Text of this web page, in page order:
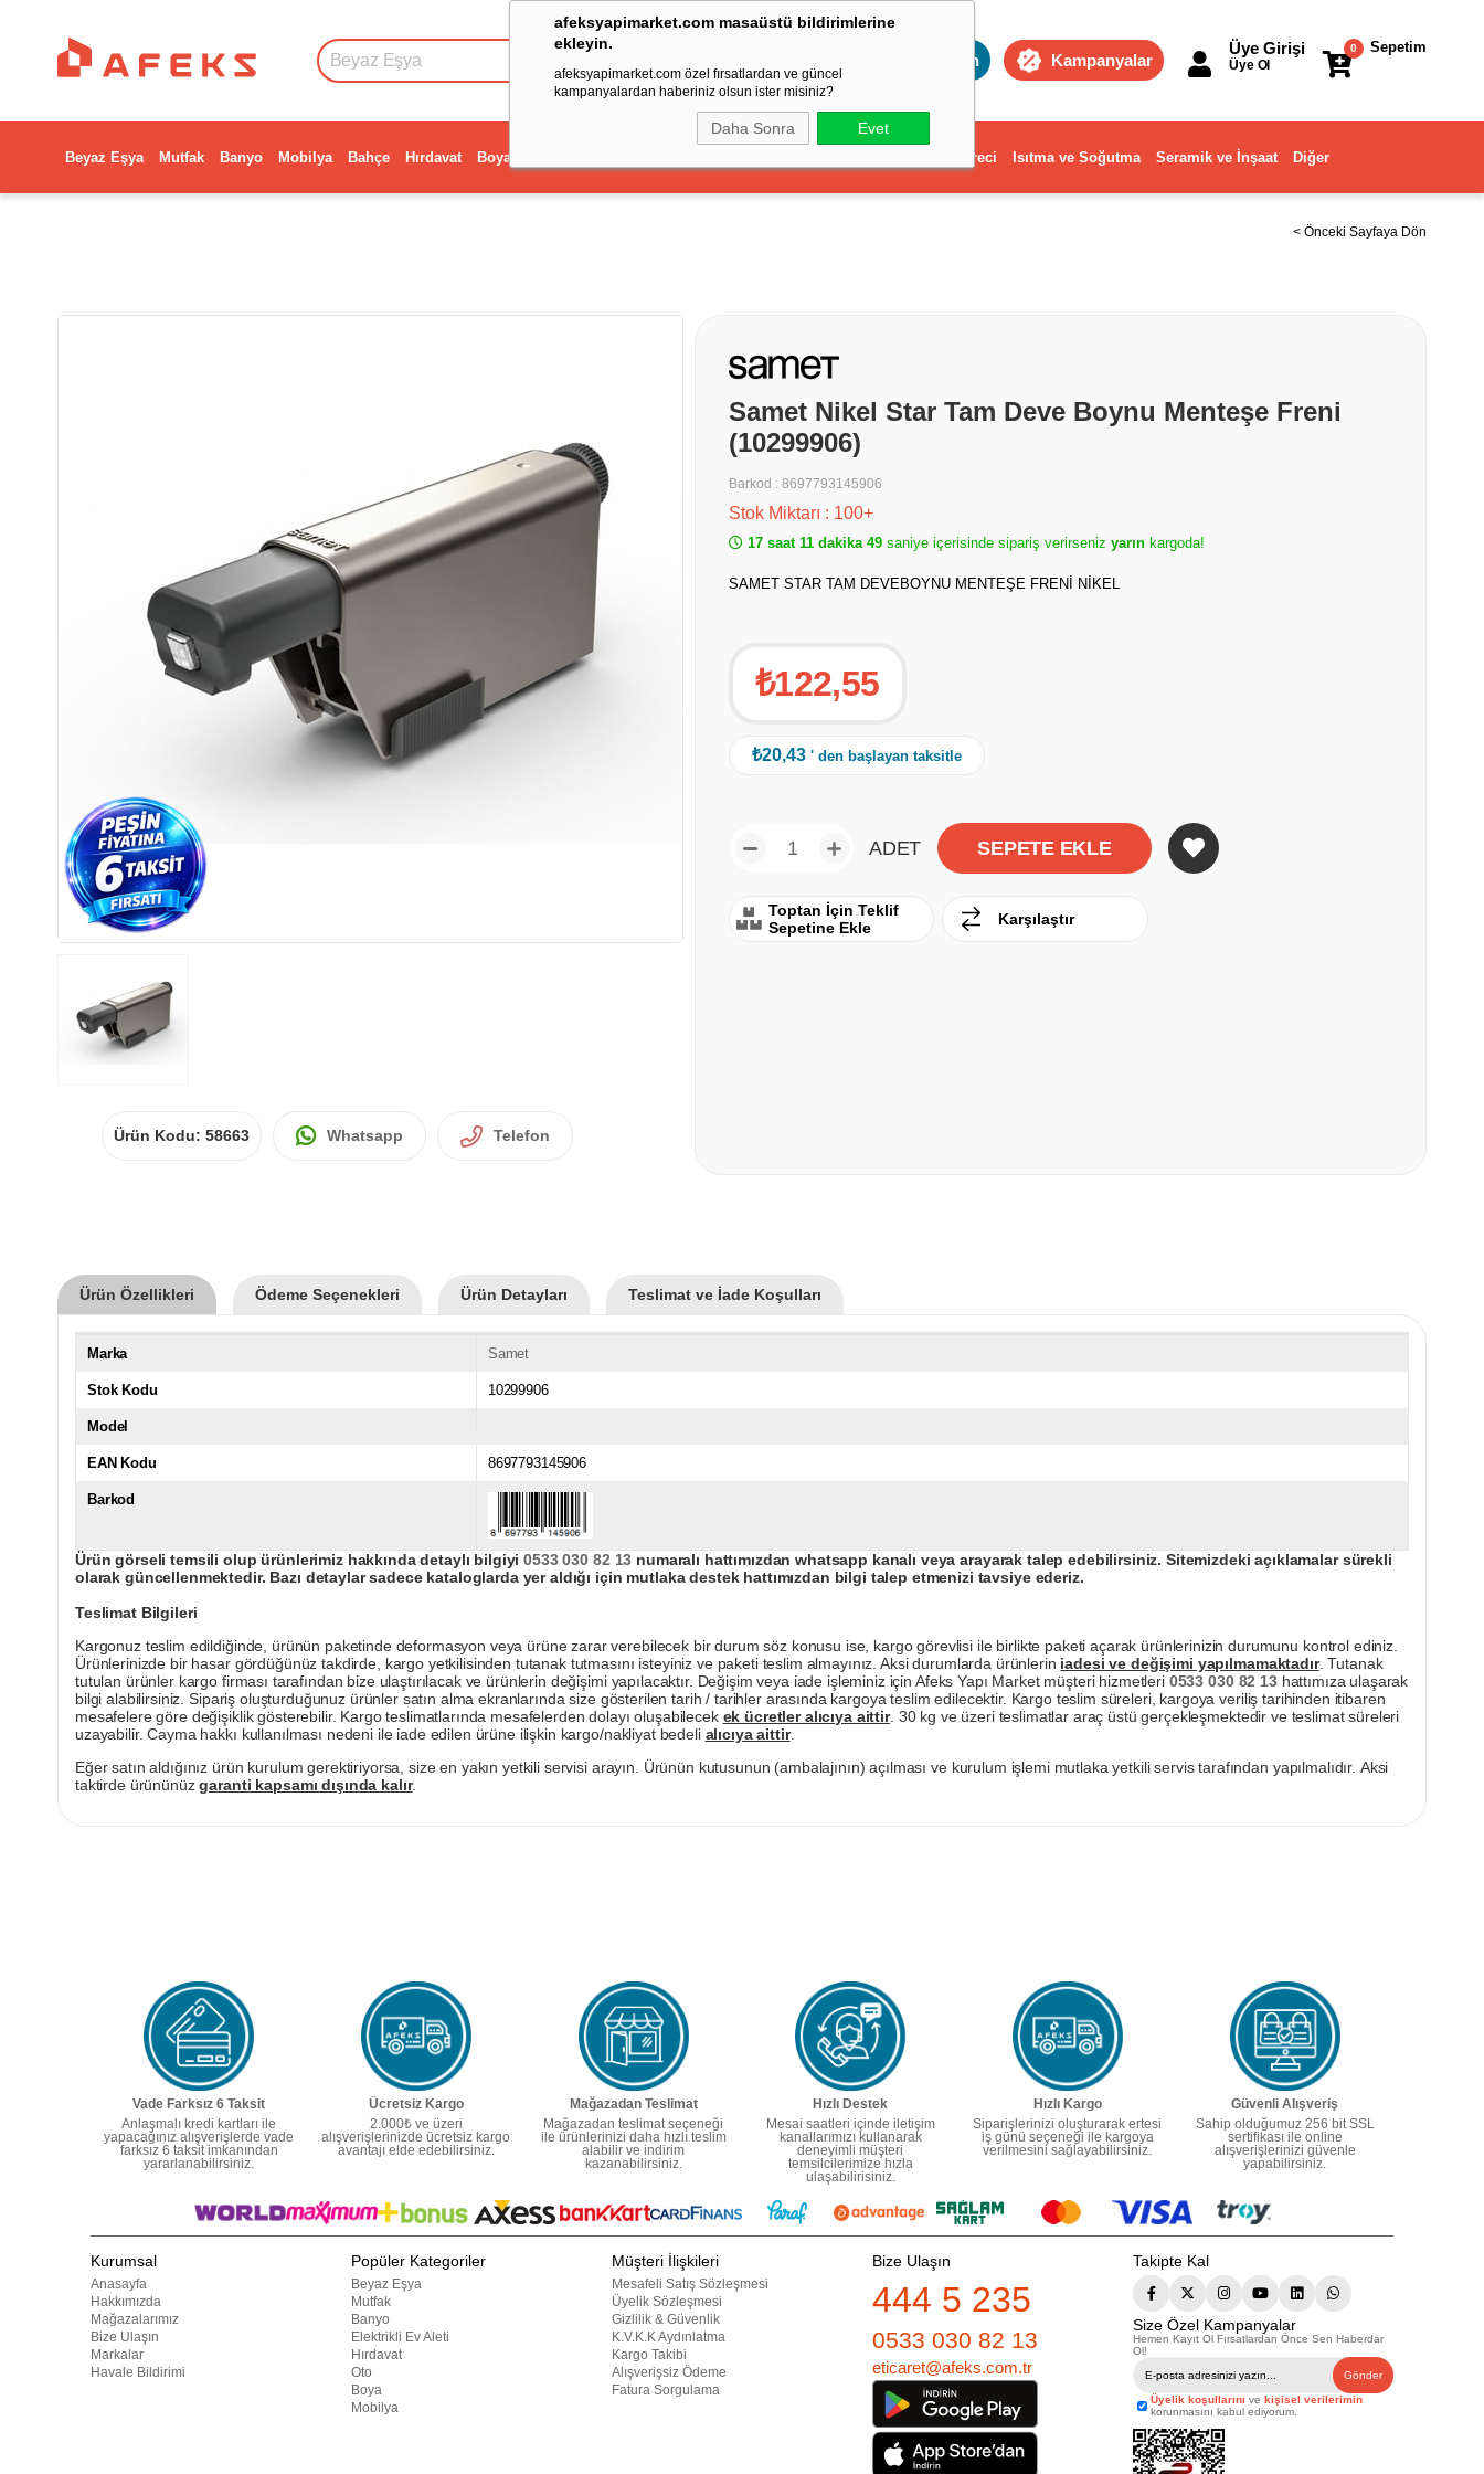
afeksyapimarket.com masaüstü bildirimlerine
ekleyin.
afeksyapimarket.com özel fırsatlardan ve güncel
kampanyalardan haberiniz olsun ister misiniz?
Daha Sonra Evet
Toptan Kampanyalar
Sepetim
0
Üye Girişi
Üye Ol
Beyaz Eşya Mutfak Banyo Mobilya Bahçe Hırdavat Boya Dekorasyon ve Ev Gereci Isıtma ve Soğutma Seramik ve İnşaat Diğer
< Önceki Sayfaya Dön
Ürün Kodu: 58663 Whatsapp Telefon
Samet Nikel Star Tam Deve Boynu Menteşe Freni
(10299906)
Barkod : 8697793145906
Stok Miktarı : 100+
17 saat 11 dakika 49 saniye içerisinde sipariş verirseniz yarın kargoda!
SAMET STAR TAM DEVEBOYNU MENTEŞE FRENİ NİKEL
₺122,55
₺20,43 ' den başlayan taksitle
ADET
Toptan İçin Teklif
Sepetine Ekle
Karşılaştır
Ürün Özellikleri Ödeme Seçenekleri Ürün Detayları Teslimat ve İade Koşulları
Marka Samet
Stok Kodu 10299906
Model
EAN Kodu 8697793145906
Barkod
Ürün görseli temsili olup ürünlerimiz hakkında detaylı bilgiyi0533 030 82 13 numaralı hattımızdan whatsapp kanalı veya arayarak talep edebilirsiniz. Sitemizdeki açıklamalar sürekli
olarak güncellenmektedir. Bazı detaylar sadece kataloglarda yer aldığı için mutlaka destek hattımızdan bilgi talep etmenizi tavsiye ederiz.
Teslimat Bilgileri
Kargonuz teslim edildiğinde, ürünün paketinde deformasyon veya ürüne zarar verebilecek bir durum söz konusu ise, kargo görevlisi ile birlikte paketi açarak ürünlerinizin durumunu kontrol ediniz.
Ürünlerinizde bir hasar gördüğünüz takdirde, kargo yetkilisinden tutanak tutmasını isteyiniz ve paketi teslim almayınız. Aksi durumlarda ürünlerin iadesi ve değişimi yapılmamaktadır. Tutanak
tutulan ürünler kargo firması tarafından bize ulaştırılacak ve ürünlerin değişimi yapılacaktır. Değişim veya iade işleminiz için Afeks Yapı Market müşteri hizmetleri 0533 030 82 13hattımıza ulaşarak
bilgi alabilirsiniz. Sipariş oluşturduğunuz ürünler satın alma ekranlarında size gösterilen tarih / tarihler arasında kargoya teslim edilecektir. Kargo teslim süreleri, kargoya veriliş tarihinden itibaren
mesafelere göre değişiklik gösterebilir. Kargo teslimatlarında mesafelerden dolayı oluşabilecek ek ücretler alıcıya aittir. 30 kg ve üzeri teslimatlar araç üstü gerçekleşmektedir ve teslimat süreleri
uzayabilir. Cayma hakkı kullanılması nedeni ile iade edilen ürüne ilişkin kargo/nakliyat bedeli alıcıya aittir.
Eğer satın aldığınız ürün kurulum gerektiriyorsa, size en yakın yetkili servisi arayın. Ürünün kutusunun (ambalajının) açılması ve kurulum işlemi mutlaka yetkili servis tarafından yapılmalıdır. Aksi
taktirde ürününüzgaranti kapsamı dışında kalır.
Vade Farksız 6 Taksit
Anlaşmalı kredi kartları ile
yapacağınız alışverişlerde vade
farksız 6 taksit imkanından
yararlanabilirsiniz.
Ücretsiz Kargo
2.000₺ ve üzeri
alışverişlerinizde ücretsiz kargo
avantajı elde edebilirsiniz.
Mağazadan Teslimat
Mağazadan teslimat seçeneği
ile ürünlerinizi daha hızlı teslim
alabilir ve indirim
kazanabilirsiniz.
Hızlı Destek
Mesai saatleri içinde iletişim
kanallarımızı kullanarak
deneyimli müşteri
temsilcilerimize hızla
ulaşabilirisiniz.
Hızlı Kargo
Siparişlerinizi oluşturarak ertesi
iş günü seçeneği ile kargoya
verilmesini sağlayabilirsiniz.
Güvenli Alışveriş
Sahip olduğumuz 256 bit SSL
sertifikası ile online
alışverişlerinizi güvenle
yapabilirsiniz.
Kurumsal
Anasayfa
Hakkımızda
Mağazalarımız
Bize Ulaşın
Markalar
Havale Bildirimi
Popüler Kategoriler
Beyaz Eşya
Mutfak
Banyo
Elektrikli Ev Aleti
Hırdavat
Oto
Boya
Mobilya
Müşteri İlişkileri
Mesafeli Satış Sözleşmesi
Üyelik Sözleşmesi
Gizlilik & Güvenlik
K.V.K.K Aydınlatma
Kargo Takibi
Alışverişsiz Ödeme
Fatura Sorgulama
Bize Ulaşın
444 5 235
0533 030 82 13
eticaret@afeks.com.tr
Takipte Kal
Size Özel Kampanyalar
Hemen Kayıt Ol Fırsatlardan Önce Sen Haberdar
Ol!
Gönder
Üyelik koşullarını ve kişisel verilerimin
korunmasını kabul ediyorum.